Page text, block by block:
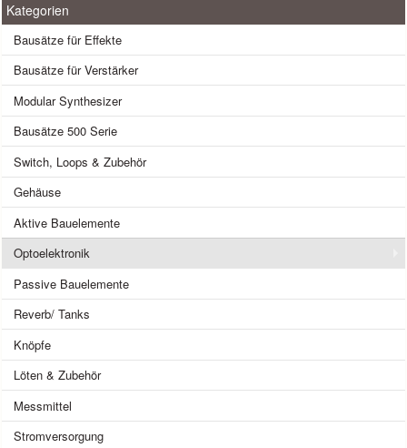
Kategorien
Bausätze für Effekte
Bausätze für Verstärker
Modular Synthesizer
Bausätze 500 Serie
Switch, Loops & Zubehör
Gehäuse
Aktive Bauelemente
Optoelektronik
Passive Bauelemente
Reverb/ Tanks
Knöpfe
Löten & Zubehör
Messmittel
Stromversorgung